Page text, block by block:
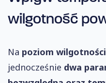
wilgotność
Na poziom
jednocześnie dwa